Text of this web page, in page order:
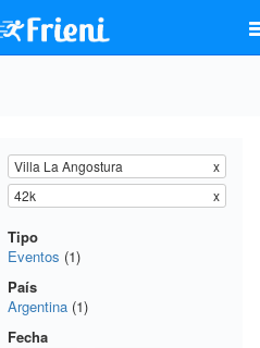
Villa La Angostura
x
42k
x
Tipo
Eventos (1)
País
Argentina (1)
Fecha